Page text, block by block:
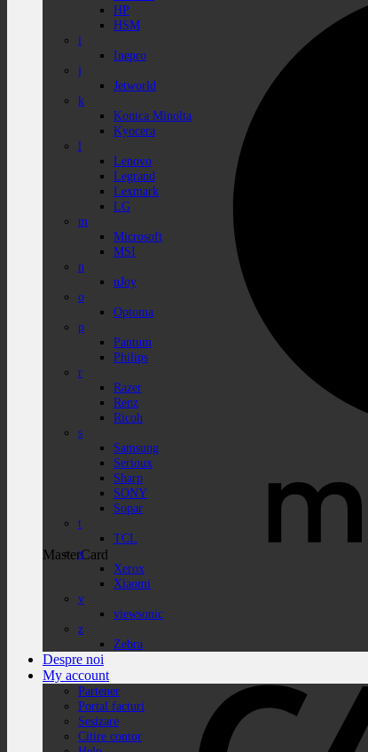
MasterCard
HP
HSM
i
Inepro
j
Jetworld
k
Konica Minolta
Kyocera
l
Lenovo
Legrand
Lexmark
LG
m
Microsoft
MSI
n
nJoy
o
Optoma
p
Pantum
Philips
r
Razer
Renz
Ricoh
s
Samsung
Serioux
Sharp
SONY
Sopar
t
TCL
x
Xerox
Xiaomi
v
viewsonic
z
Zebra
Despre noi
My account
Partener
Portal facturi
Sesizare
Citire contor